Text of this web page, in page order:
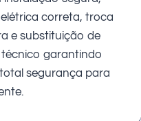
correta, troca
e substituição de
garantindo
segurança para